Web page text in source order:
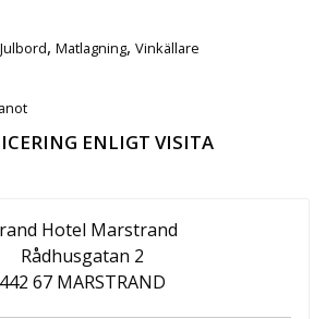
Julbord, Matlagning, Vinkällare
ENLIGT VISITA
Hotel Marstrand
Rådhusgatan 2
442 67 MARSTRAND